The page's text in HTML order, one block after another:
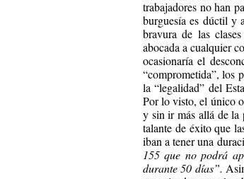
trabajadores no han
burguesía es dúctil y
bravura de las
abocada a cualquier
ocasionaría el
“comprometida”, los
la “legalidad” del
Por lo visto, el único
y sin ir más allá de la
talante de éxito que
iban a tener una
155 que no podrá
durante 50 días”.